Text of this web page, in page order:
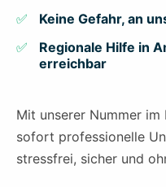
Keine Gefahr, an
Regionale Hilfe in
erreichbar
Mit unserer Nummer
sofort professionelle
stressfrei, sicher und